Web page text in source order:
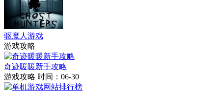
驱魔人游戏
游戏攻略
奇迹暖暖新手攻略
游戏攻略 时间：06-30